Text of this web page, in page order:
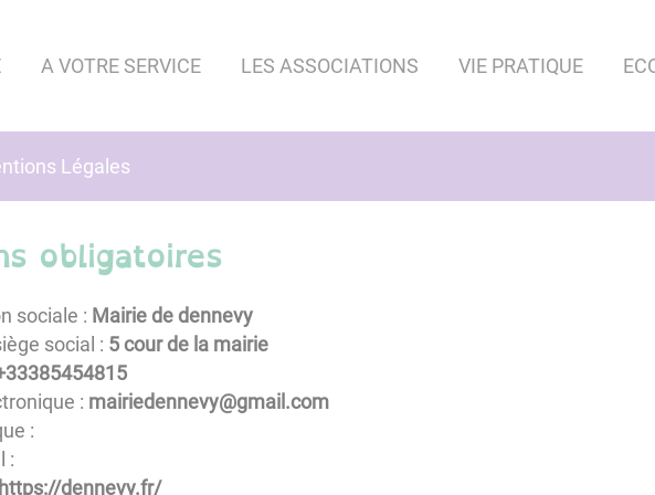
A VOTRE SERVICE LES ASSOCIATIONS VIE PRATIQUE
Légales
obligatoires
sociale : Mairie de dennevy
social : 5 cour de la mairie
: moc.liamg@yvennedeiriam
:
:
https://dennevy.fr/